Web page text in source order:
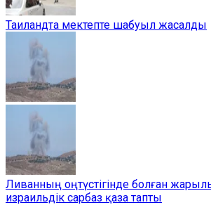
Таиландта мектепте шабуыл жасалды
Ливанның оңтүстігінде болған
израильдік сарбаз қаза тапты